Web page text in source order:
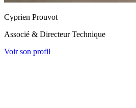
Cyprien Prouvot
Associé & Directeur Technique
Voir son profil